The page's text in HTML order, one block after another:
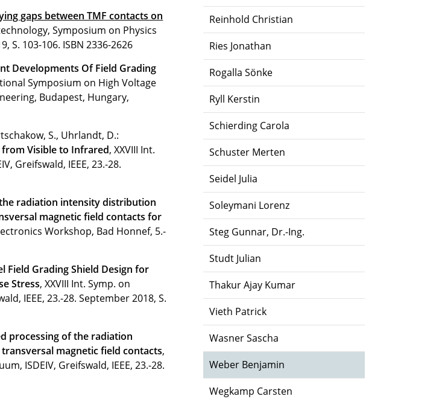
Reinhold Christian
Ries Jonathan
Rogalla Sönke
Ryll Kerstin
Schierding Carola
Schuster Merten
Seidel Julia
Soleymani Lorenz
Steg Gunnar, Dr.-Ing.
Studt Julian
Thakur Ajay Kumar
Vieth Patrick
Wasner Sascha
Weber Benjamin
Wegkamp Carsten
gaps between TMF contacts on
Symposium on Physics
S. 103-106. ISBN 2336-2626
Developments Of Field Grading
Symposium on High Voltage
Budapest, Hungary,
S., Uhrlandt, D.:
Visible to Infrared, XXVIII Int.
Greifswald, IEEE, 23.-28.
radiation intensity distribution
magnetic field contacts for
Workshop, Bad Honnef, 5.-
Field Grading Shield Design for
Stress, XXVIII Int. Symp. on
IEEE, 23.-28. September 2018, S.
processing of the radiation
magnetic field contacts,
ISDEIV, Greifswald, IEEE, 23.-28.